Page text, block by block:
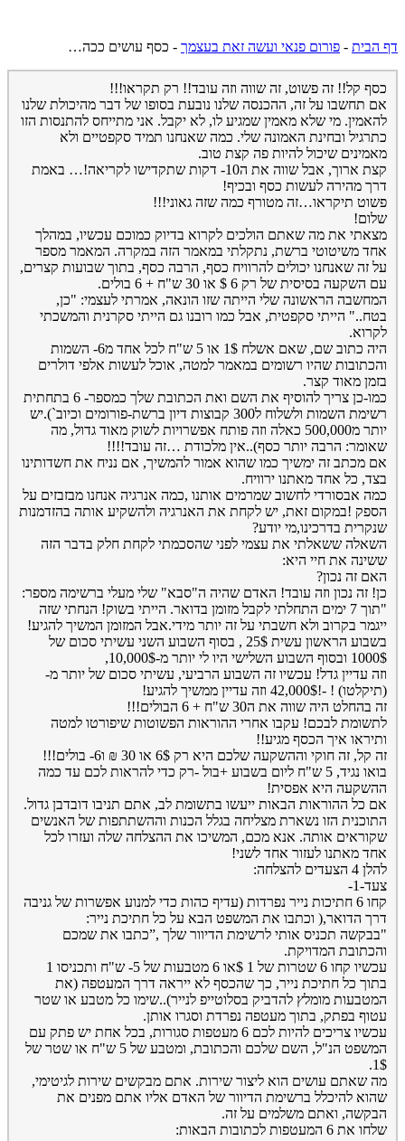
דף הבית - פורום פנאי ועשה זאת בעצמך - כסף עושים ככה…
כסף קל!! זה פשוט, זה שווה וזה עובד!! רק תקראו!!!
אם תחשבו על זה, ההכנסה שלנו נובעת בסופו של דבר מהיכולת שלנו
להאמין. מי שלא מאמין שמגיע לו, לא יקבל. אני מתייחס להתנסות הזו
כתרגיל ובחינת האמונה שלי. כמה שאנחנו תמיד סקפטיים ולא
מאמינים שיכול להיות פה קצת טוב.
קצת ארוך, אבל שווה את ה10- דקות שתקדישו לקריאה!… באמת
דרך מהירה לעשות כסף ובכיף!
פשוט תיקראו…זה מטורף כמה שזה גאוני!!!
שלום!
מצאתי את מה שאתם הולכים לקרוא בדיוק כמוכם עכשיו, במהלך
אחד משיטוטי ברשת, נתקלתי במאמר הזה במקרה. המאמר מספר
על זה שאנחנו יכולים להרוויח כסף, הרבה כסף, בתוך שבועות קצרים,
עם השקעה בסיסית של רק 6 $ או 30 ש"ח + 6 בולים.
המחשבה הראשונה שלי הייתה שזו הונאה, אמרתי לעצמי: "כן,
בטח.." הייתי סקפטית, אבל כמו רובנו גם הייתי סקרנית והמשכתי
לקרוא.
היה כתוב שם, שאם אשלח 1$ או 5 ש"ח לכל אחד מ6- השמות
והכתובות שהיו רשומים במאמר למטה, אוכל לעשות אלפי דולרים
בזמן מאוד קצר.
כמו-כן צריך להוסיף את השם ואת הכתובת שלך כמספר- 6 בתחתית
רשימת השמות ולשלוח ל300 קבוצות דיון ברשת-פורומים וכיוב`).יש
יותר מ500,000 כאלה וזה פותח אפשרויות לשוק מאוד גדול, מה
שאומר: הרבה יותר כסף)..אין מלכודת …זה עובד!!!!
אם מכתב זה ימשיך כמו שהוא אמור להמשיך, אם נניח את חשדותינו
בצד, כל אחד מאתנו ירוויח.
כמה אבסורדי לחשוב שמרמים אותנו ,כמה אנרגיה אנחנו מבזבזים על
הספק !במקום זאת, יש לקחת את האנרגיה ולהשקיע אותה בהזדמנות
שנקרית בדרכינו,מי יודע?
השאלה ששאלתי את עצמי לפני שהסכמתי לקחת חלק בדבר הזה
ששינה את חיי היא:
האם זה נכון?
כן! זה נכון וזה עובד! האדם שהיה ה"סבא" שלי מעלי ברשימה מספר:
"תוך 7 ימים התחלתי לקבל מזומן בדואר. הייתי בשוק! הנחתי שזה
ייגמר בקרוב ולא חשבתי על זה יותר מידי.אבל המזומן המשיך להגיע!
בשבוע הראשון עשית 25$ , בסוף השבוע השני עשיתי סכום של
1000$ ובסוף השבוע השלישי היו לי יותר מ-10,000$,
וזה עדיין גדל! עכשיו זה השבוע הרביעי, עשיתי סכום של יותר מ-
(תיקלטו) ! -!42,000$ וזה עדיין ממשיך להגיע!
זה בהחלט היה שווה את ה30 ש"ח + 6 הבולים!!!
לתשומת לבכם! עקבו אחרי ההוראות הפשוטות שיפורטו למטה
ותיראו איך הכסף מגיע!!
זה קל, זה חוקי וההשקעה שלכם היא רק 6$ או 30 ₪ ו6- בולים!!!
בואו נגיד, 5 ש"ח ליום בשבוע +בול -רק כדי להראות לכם עד כמה
ההשקעה היא אפסית!
אם כל ההוראות הבאות ייעשו בתשומת לב, אתם תניבו דובדבן גדול.
התוכנית הזו נשארת מצליחה בגלל הכנות וההשתתפות של האנשים
שקוראים אותה. אנא מכם, המשיכו את ההצלחה שלה ועזרו לכל
אחד מאתנו לעזור אחד לשני!
להלן 4 הצעדים להצלחה:
צעד-1-
קחו 6 חתיכות נייר נפרדות (עדיף כהות כדי למנוע אפשרות של גניבה
דרך הדואר,( וכתבו את המשפט הבא על כל חתיכת נייר:
"בבקשה תכניס אותי לרשימת הדיוור שלך ,”כתבו את שמכם
והכתובת המדויקת.
עכשיו קחו 6 שטרות של 1 $או 6 מטבעות של 5- ש"ח ותכניסו 1
בתוך כל חתיכת נייר, כך שהכסף לא ייראה דרך המעטפה (את
המטבעות מומלץ להדביק בסלוטייפ לנייר)..שימו כל מטבע או שטר
עטוף בפתק, בתוך מעטפה נפרדת וסגרו אותן.
עכשיו צריכים להיות לכם 6 מעטפות סגורות, בכל אחת יש פתק עם
המשפט הנ"ל, השם שלכם והכתובת, ומטבע של 5 ש"ח או שטר של
1$.
מה שאתם עושים הוא ליצור שירות. אתם מבקשים שירות לגיטימי,
שהוא להיכלל ברשימת הדיוור של האדם אליו אתם מפנים את
הבקשה, ואתם משלמים על זה.
שלחו את 6 המעטפות לכתובות הבאות: